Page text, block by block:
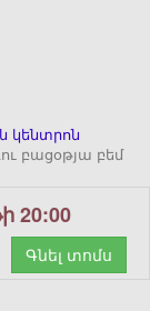
կենտրոն
բացօթյա բեմ
20:00
Գնել տոմս